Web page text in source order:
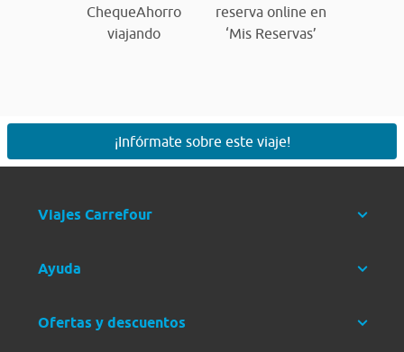
ChequeAhorro
viajando
reserva online en
‘Mis Reservas’
¡Infórmate sobre este viaje!
Viajes Carrefour
Ayuda
Ofertas y descuentos